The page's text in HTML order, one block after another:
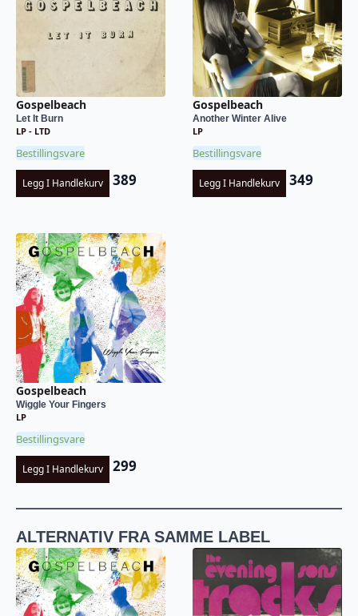
Gospelbeach
Let It Burn
LP - LTD
Bestillingsvare
Legg I Handlekurv 389
Gospelbeach
Another Winter Alive
LP
Bestillingsvare
Legg I Handlekurv 349
Gospelbeach
Wiggle Your Fingers
LP
Bestillingsvare
Legg I Handlekurv 299
ALTERNATIV FRA SAMME LABEL